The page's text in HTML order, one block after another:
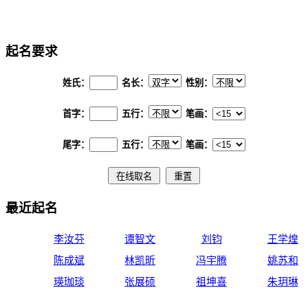
起名要求
姓氏： 名长： 性别：
首字： 五行： 笔画：
尾字： 五行： 笔画：
最近起名
李汝芬 谭智文 刘钧
王学煌
陈成斌
林凯昕 冯宇腾
姚苏和
瑛珈琰
张展硕 祖坤喜
朱玥琳